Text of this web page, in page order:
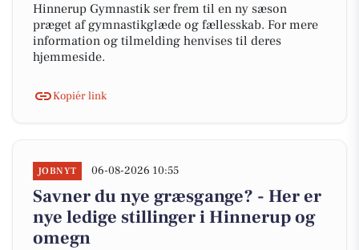
Hinnerup Gymnastik ser frem til en ny sæson
præget af gymnastikglæde og fællesskab. For mere
information og tilmelding henvises til deres
hjemmeside.
Kopiér link
JOBNYT 06-08-2026 10:55
Savner du nye græsgange? - Her er
nye ledige stillinger i Hinnerup og
omegn